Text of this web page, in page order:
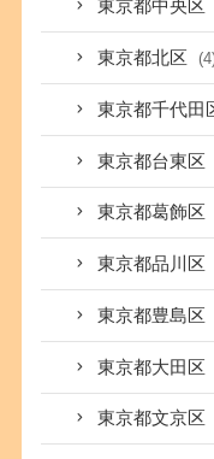
東京都中央区
東京都北区
東京都千代田
東京都台東区
東京都葛飾区
東京都品川区
東京都豊島区
東京都大田区
東京都文京区